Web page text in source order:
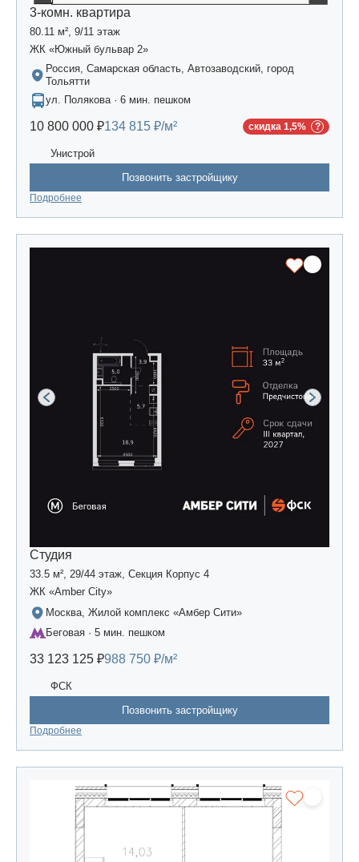
3-комн. квартира
80.11 м², 9/11 этаж
ЖК «Южный бульвар 2»
Россия, Самарская область, Автозаводский, город
Тольятти
ул. Полякова · 6 мин. пешком
10 800 000 ₽134 815 ₽/м² скидка 1,5%
Унистрой
Позвонить застройщику
Подробнее
Студия
33.5 м², 29/44 этаж, Секция Корпус 4
ЖК «Amber Сity»
Москва, Жилой комплекс «Амбер Сити»
Беговая · 5 мин. пешком
33 123 125 ₽988 750 ₽/м²
ФСК
Позвонить застройщику
Подробнее